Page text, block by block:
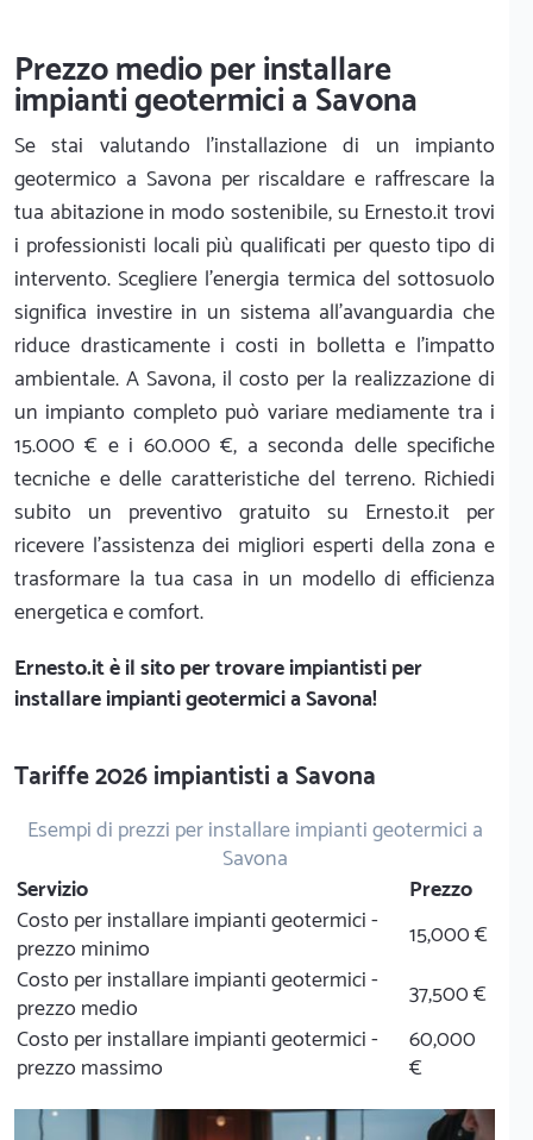
Prezzo medio per installare
impianti geotermici a Savona
Se stai valutando l'installazione di un impianto
geotermico a Savona per riscaldare e raffrescare la
tua abitazione in modo sostenibile, su Ernesto.it trovi
i professionisti locali più qualificati per questo tipo di
intervento. Scegliere l'energia termica del sottosuolo
significa investire in un sistema all'avanguardia che
riduce drasticamente i costi in bolletta e l'impatto
ambientale. A Savona, il costo per la realizzazione di
un impianto completo può variare mediamente tra i
15.000 € e i 60.000 €, a seconda delle specifiche
tecniche e delle caratteristiche del terreno. Richiedi
subito un preventivo gratuito su Ernesto.it per
ricevere l'assistenza dei migliori esperti della zona e
trasformare la tua casa in un modello di efficienza
energetica e comfort.
Ernesto.itè il sito per trovare impiantisti per
installare impianti geotermici a Savona!
Tariffe 2026 impiantisti a Savona
Esempi di prezzi per installare impianti geotermici a
Savona
Servizio
Prezzo
Costo per installare impianti geotermici -
prezzo minimo
15,000 €
Costo per installare impianti geotermici -
prezzo medio
37,500 €
Costo per installare impianti geotermici -
prezzo massimo
60,000
€